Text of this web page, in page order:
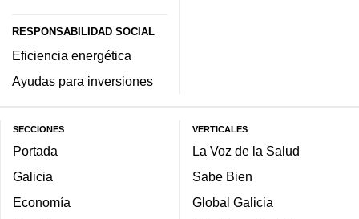
RESPONSABILIDAD SOCIAL
Eficiencia energética
Ayudas para inversiones
SECCIONES
Portada
Galicia
Economía
VERTICALES
La Voz de la Salud
Sabe Bien
Global Galicia